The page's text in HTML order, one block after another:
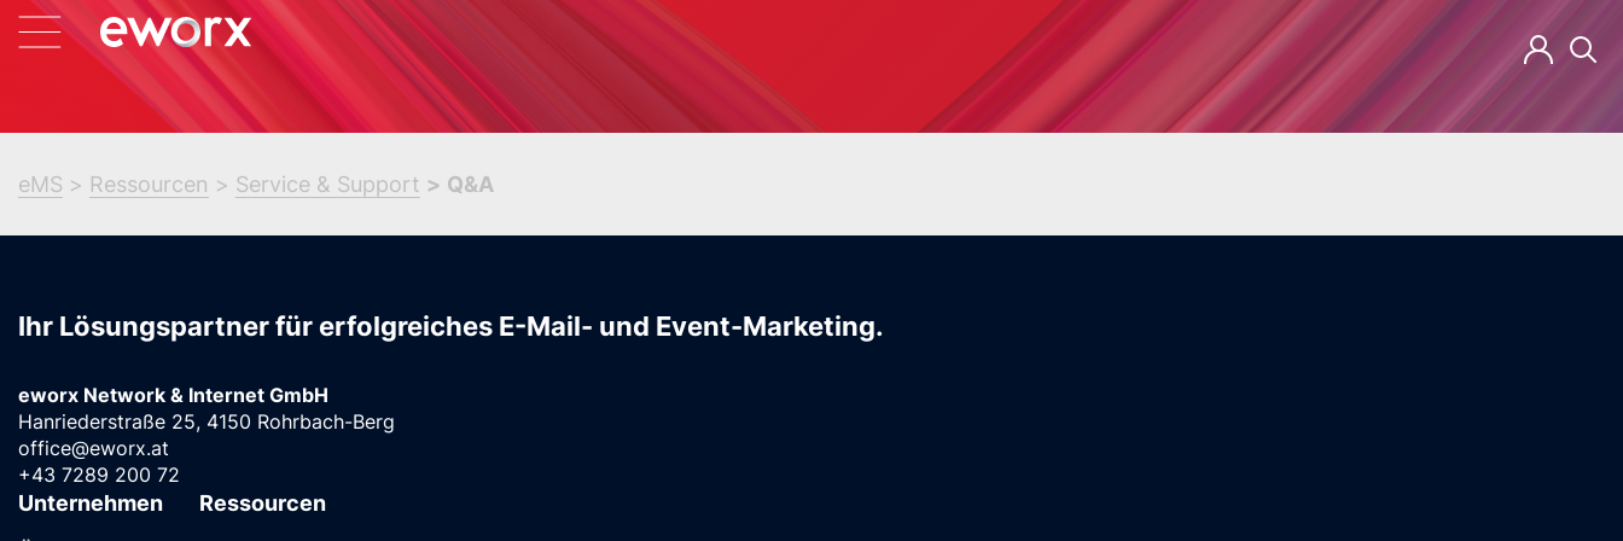
eMS Ressourcen Service & Support Q&A
Ihr Lösungspartner für erfolgreiches E-Mail- und Event-Marketing.
eworx Network & Internet GmbH
Hanriederstraße 25, 4150 Rohrbach-Berg
office@eworx.at
+43 7289 200 72
Unternehmen
Ressourcen